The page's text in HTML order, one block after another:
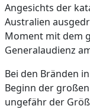
Angesichts der
Australien
Moment mit dem
Generalaudienz
Bei den Bränden
Beginn der
ungefähr der